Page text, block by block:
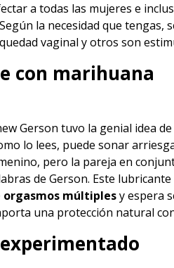
a todas las mujeres e
la necesidad que tengas,
vaginal y otros son
con marihuana
Gerson tuvo la genial idea
lo lees, puede sonar
pero la pareja en
de Gerson. Este lubricante
orgasmos múltiplesy espera
una protección natural
experimentado